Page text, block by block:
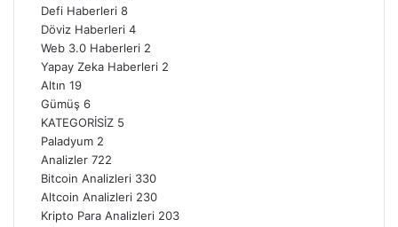
Defi Haberleri 8
Döviz Haberleri 4
Web 3.0 Haberleri 2
Yapay Zeka Haberleri 2
Altın 19
Gümüş 6
KATEGORİSİZ 5
Paladyum 2
Analizler 722
Bitcoin Analizleri 330
Altcoin Analizleri 230
Kripto Para Analizleri 203